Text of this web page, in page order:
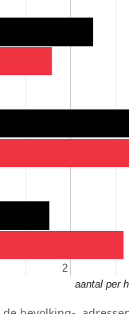
2
2
aantal per